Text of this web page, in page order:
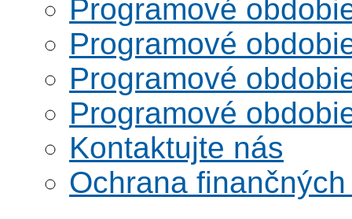
Programové
Programové
Programové
Programové
Kontaktujte nás
Ochrana